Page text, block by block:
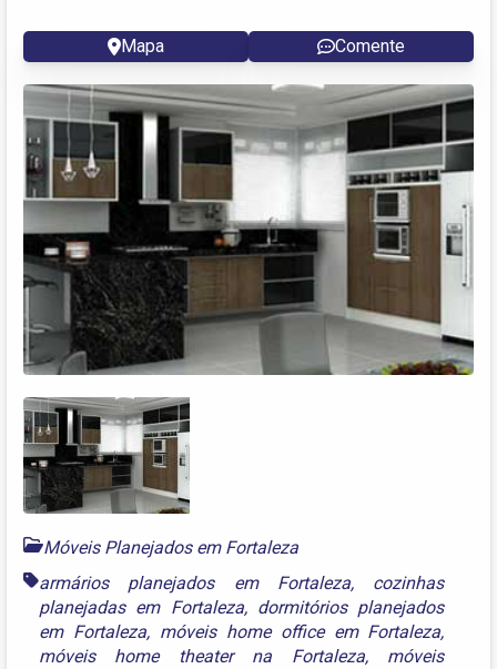
Mapa Comente
Móveis Planejados em Fortaleza
armários planejados em Fortaleza, cozinhas
planejadas em Fortaleza, dormitórios planejados
em Fortaleza, móveis home office em Fortaleza,
móveis home theater na Fortaleza, móveis